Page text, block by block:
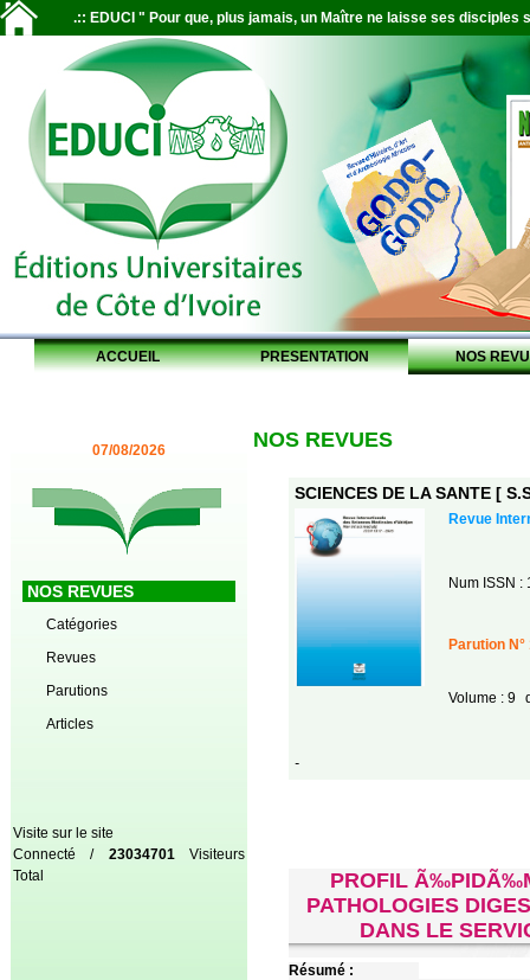
.:: EDUCI " Pour que, plus jamais, un Maître ne laisse ses disciples
ACCUEIL PRESENTATION NOS
07/08/2026
NOS REVUES
Catégories
Revues
Parutions
Articles
Visite sur le site
Connecté / 23034701Visiteurs
Total
NOS REVUES
SCIENCES DE LA SANTE [
Revue
Num ISSN :
Parution N°
Volume : 9
-
PROFIL
PATHOLOGIES
DANS LE
Résumé :